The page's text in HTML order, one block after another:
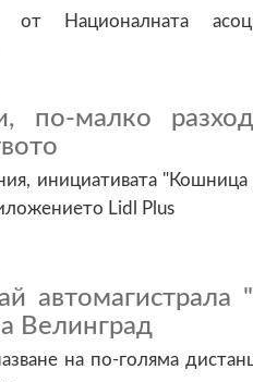
от Националната
по-малко
инициативата "Кошница
Lidl Plus
автомагистрала
Велинград
на по-голяма